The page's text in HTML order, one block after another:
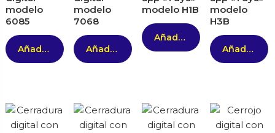
modelo
6085
Añadir al carrito
modelo
7068
Añadir al carrito
modelo H1B
Añadir al carrito
modelo
H3B
Añadir al carrito